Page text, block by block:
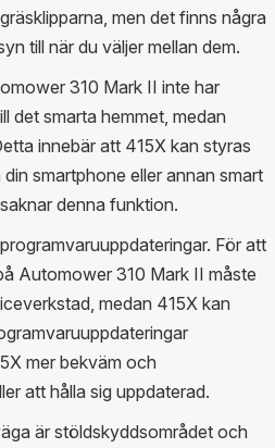
men det finns några
till när du väljer mellan dem.
310 Mark II inte har
det smarta hemmet, medan
innebär att 415X kan styras
smartphone eller annan smart
denna funktion.
För att
Automower 310 Mark II måste
medan 415X kan
mer bekväm och
att hålla sig uppdaterad.
är stöldskyddsområdet och